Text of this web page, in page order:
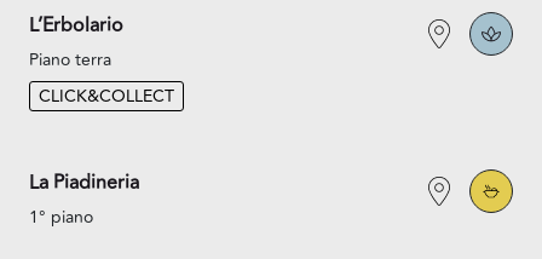
L’Erbolario
Piano terra
CLICK&COLLECT
La Piadineria
1° piano